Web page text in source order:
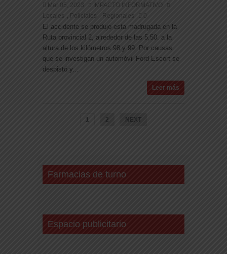
Mar 05, 2023
IMPACTO INFORMATIVO
Locales
Policiales Regionales 0
El accidente se produjo esta madrugada en la
Ruta provincial 2, alrededor de las 5,50. a la
altura de los kilómetros 98 y 99. Por causas
que se investigan un automóvil Ford Escort se
despistó y...
Leer más
1 2 NEXT
Farmacias de turno
Espacio publicitario